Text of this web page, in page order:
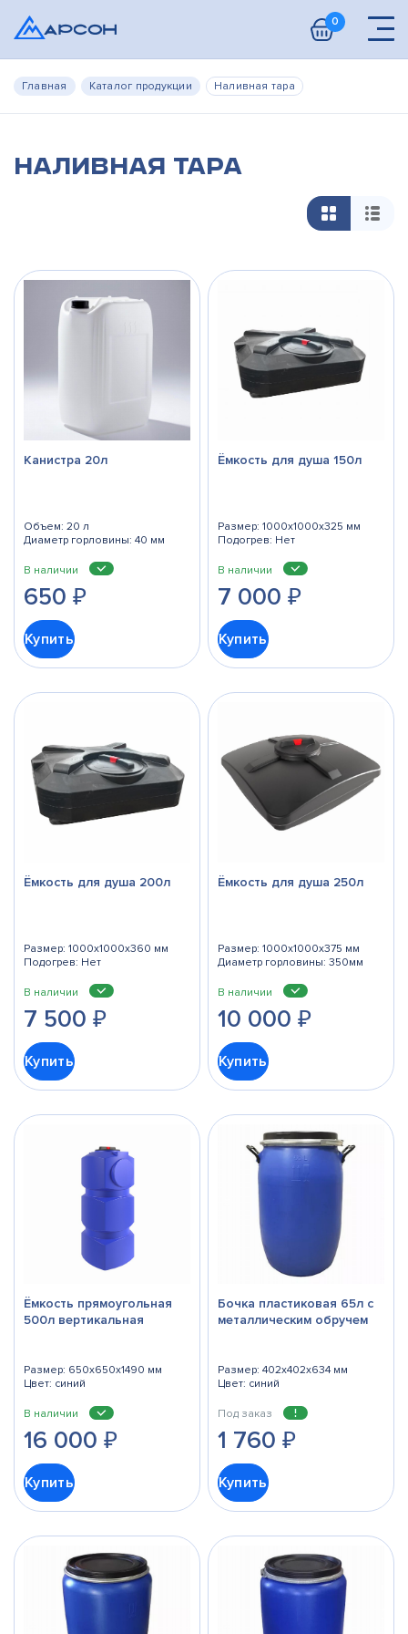
0
Главная Каталог продукции Наливная тара
Наливная тара
Канистра 20л
Объем: 20 л
Диаметр горловины: 40 мм
В наличии
650₽
Купить
Ёмкость для душа 150л
Размер: 1000x1000x325 мм
Подогрев: Нет
В наличии
7 000 ₽
Купить
Ёмкость для душа 200л
Размер: 1000x1000x360 мм
Подогрев: Нет
В наличии
7 500₽
Купить
Ёмкость для душа 250л
Размер: 1000x1000x375 мм
Диаметр горловины: 350мм
В наличии
10 000 ₽
Купить
Ёмкость прямоугольная
500л вертикальная
Размер: 650x650x1490 мм
Цвет: синий
В наличии
16 000₽
Купить
Бочка пластиковая 65л с
металлическим обручем
Размер: 402x402x634 мм
Цвет: синий
Под заказ
1 760 ₽
Купить